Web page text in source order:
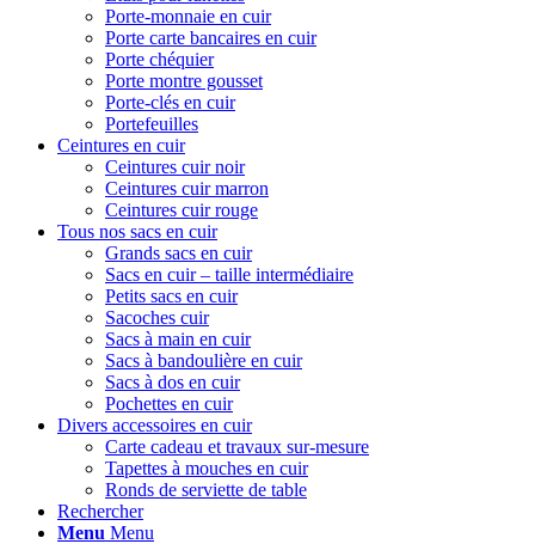
Porte-monnaie en cuir
Porte carte bancaires en cuir
Porte chéquier
Porte montre gousset
Porte-clés en cuir
Portefeuilles
Ceintures en cuir
Ceintures cuir noir
Ceintures cuir marron
Ceintures cuir rouge
Tous nos sacs en cuir
Grands sacs en cuir
Sacs en cuir – taille intermédiaire
Petits sacs en cuir
Sacoches cuir
Sacs à main en cuir
Sacs à bandoulière en cuir
Sacs à dos en cuir
Pochettes en cuir
Divers accessoires en cuir
Carte cadeau et travaux sur-mesure
Tapettes à mouches en cuir
Ronds de serviette de table
Rechercher
Menu Menu